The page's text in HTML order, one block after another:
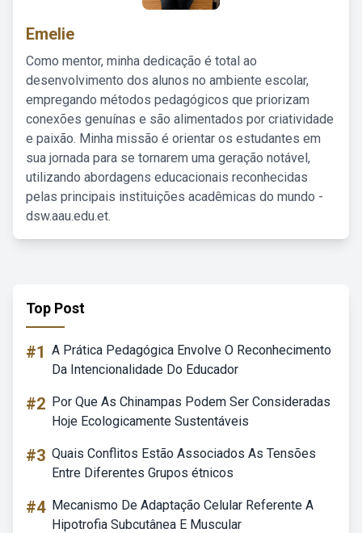
Emelie
Como mentor, minha dedicação é total ao
desenvolvimento dos alunos no ambiente escolar,
empregando métodos pedagógicos que priorizam
conexões genuínas e são alimentados por criatividade
e paixão. Minha missão é orientar os estudantes em
sua jornada para se tornarem uma geração notável,
utilizando abordagens educacionais reconhecidas
pelas principais instituições acadêmicas do mundo -
dsw.aau.edu.et.
Top Post
#1 A Prática Pedagógica Envolve O Reconhecimento
Da Intencionalidade Do Educador
#2 Por Que As Chinampas Podem Ser Consideradas
Hoje Ecologicamente Sustentáveis
#3 Quais Conflitos Estão Associados As Tensões
Entre Diferentes Grupos étnicos
#4 Mecanismo De Adaptação Celular Referente A
Hipotrofia Subcutânea E Muscular